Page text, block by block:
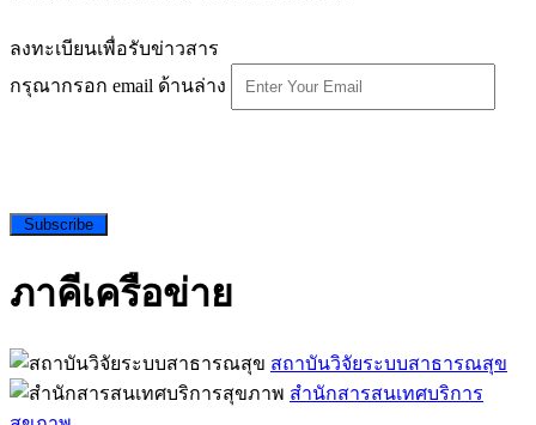
ลงทะเบียนเพื่อรับข่าวสาร
กรุณากรอก email ด้านล่าง
Subscribe
ภาคีเครือข่าย
สถาบันวิจัยระบบสาธารณสุข
สำนักสารสนเทศบริการ